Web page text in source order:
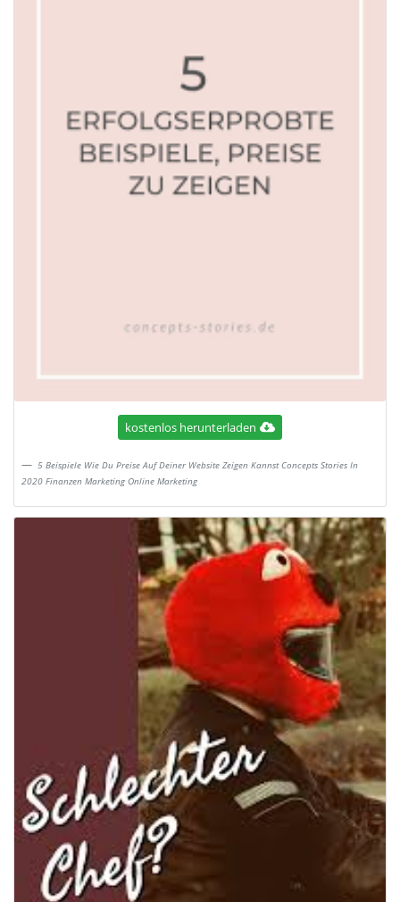
kostenlos herunterladen
5 Beispiele Wie Du Preise Auf Deiner Website Zeigen Kannst Concepts Stories In
2020 Finanzen Marketing Online Marketing